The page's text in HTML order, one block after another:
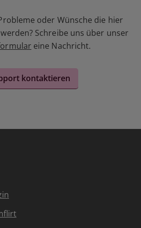
oder Wünsche die hier
Schreibe uns über unser
eine Nachricht.
kontaktieren